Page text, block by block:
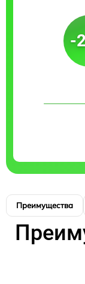
-
Преимущества